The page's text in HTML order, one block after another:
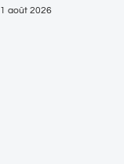
1 août 2026